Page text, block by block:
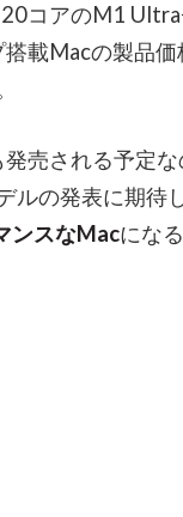
コアのM1
載Macの製品価
売される予定
ルの発表に期待
ンスなMacにな